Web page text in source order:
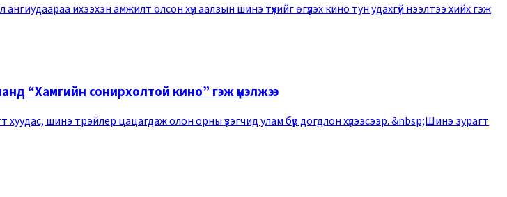
ихээхэн амжилт олсон хүн аалзын шинэ түүхийг өгүүлэх кино тун удахгүй нээлтээ хийх гэж
“Хамгийн сонирхолтой кино” гэж үнэлжээ
шинэ трэйлер цацагдаж олон орны үзэгчид улам бүр догдлон хүлээсээр. &nbsp;Шинэ зурагт